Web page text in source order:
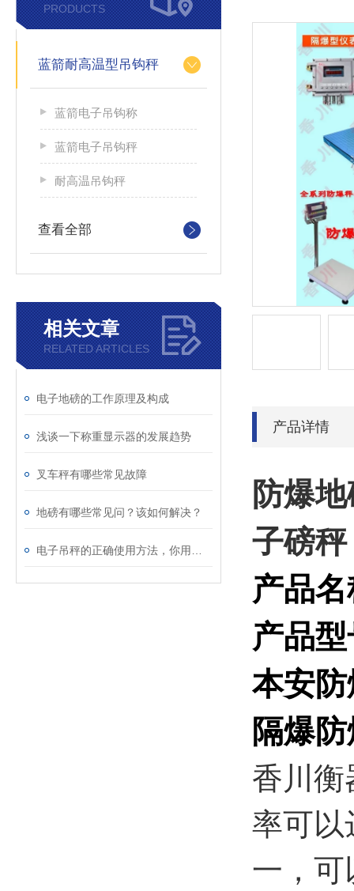
PRODUCTS
蓝箭耐高温型吊钩秤
蓝箭电子吊钩称
蓝箭电子吊钩秤
耐高温吊钩秤
查看全部
相关文章
RELATED ARTICLES
电子地磅的工作原理及构成
浅谈一下称重显示器的发展趋势
叉车秤有哪些常见故障
地磅有哪些常见问？该如何解决？
产品详情
防爆
子磅秤
产品
产品
本安
隔爆
香川衡
率可以
一，可